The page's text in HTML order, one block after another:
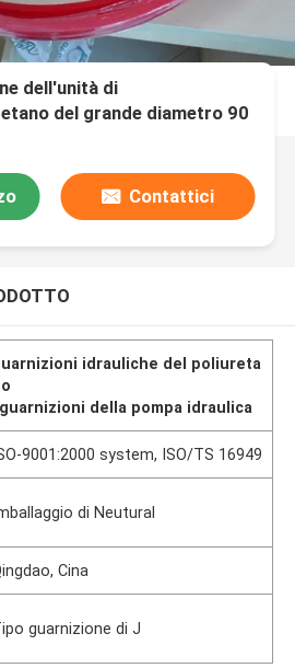
dell'unità di
del grande diametro 90
di durezza
Contattici
idrauliche del poliureta
guarnizioni della pompa idraulica
9001:2000 system, ISO/TS 16949
di Neutural
Cina
guarnizione di J